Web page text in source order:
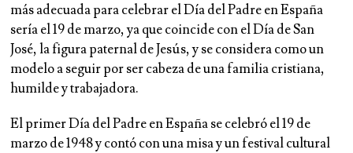
más adecuada para celebrar el Día del Padre en España
sería el 19 de marzo, ya que coincide con el Día de San
José, la figura paternal de Jesús, y se considera como un
modelo a seguir por ser cabeza de una familia cristiana,
humilde y trabajadora.
El primer Día del Padre en España se celebró el 19 de
marzo de 1948 y contó con una misa y un festival cultural